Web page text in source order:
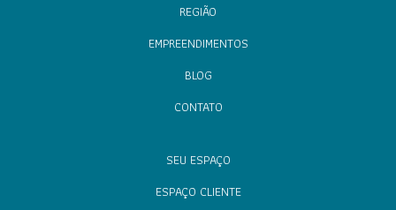
REGIÃO
EMPREENDIMENTOS
BLOG
CONTATO
SEU ESPAÇO
ESPAÇO CLIENTE